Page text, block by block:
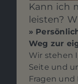
Kann ich
leisten?
»
Weg zur
Wir stehen
Seite und
Fragen